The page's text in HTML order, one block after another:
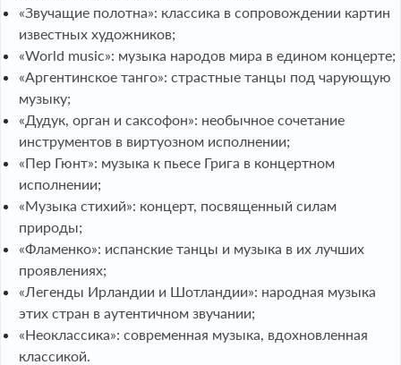
«Звучащие полотна»: классика в сопровождении картин
известных художников;
«World music»: музыка народов мира в едином концерте;
«Аргентинское танго»: страстные танцы под чарующую
музыку;
«Дудук, орган и саксофон»: необычное сочетание
инструментов в виртуозном исполнении;
«Пер Гюнт»: музыка к пьесе Грига в концертном
исполнении;
«Музыка стихий»: концерт, посвященный силам
природы;
«Фламенко»: испанские танцы и музыка в их лучших
проявлениях;
«Легенды Ирландии и Шотландии»: народная музыка
этих стран в аутентичном звучании;
«Неоклассика»: современная музыка, вдохновленная
классикой.